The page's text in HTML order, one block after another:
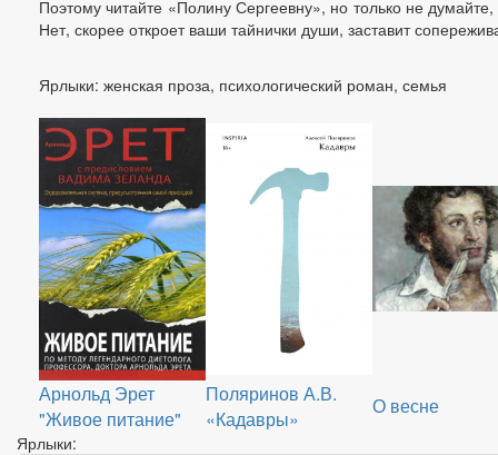
Поэтому читайте «Полину Сергеевну», но только не думайте,
Нет, скорее откроет ваши тайнички души, заставит
Ярлыки: женская проза, психологический роман, семья
Арнольд Эрет
"Живое питание"
Поляринов А.В.
«Кадавры»
О весне
Ярлыки: